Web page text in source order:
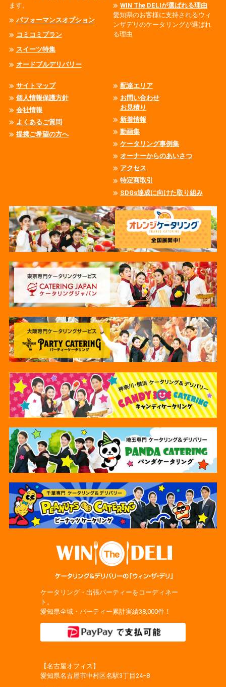
ます。
パフォーマンスオプション
コミコミプラン
スイーツ特集
オードブルデリバリー
WIN The DELIが選ばれる理由
愛知県のお客様に支持されるウィ
ンザデリのケータリングが選ばれ
る理由
サイトマップ
個人情報保護方針
会社情報
よくあるご質問
提携ご希望の方へ
配達エリア
お問い合わせ
お見積り
新着情報
動画集
ケータリング事例集
オーナーからのあいさつ
アクセス
特定商取引
SDGs達成に向けた取り組み
ケータリング・出張パーティーをコーディネー
ト。
愛知県全域・パーティー累計実績38,000件！
【名古屋オフィス】
愛知県名古屋市中村区名駅3丁目24−8